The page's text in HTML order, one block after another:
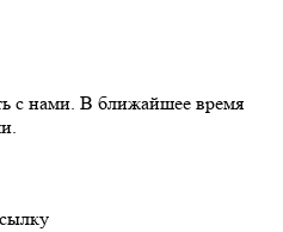
с нами. В ближайшее время